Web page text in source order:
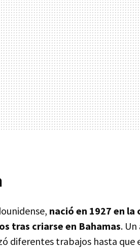
nació en 1927 en la
tras criarse en Bahamas.
diferentes trabajos hasta que